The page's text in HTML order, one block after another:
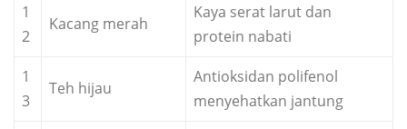
1
2
Kacang merah
Kaya serat larut dan
protein nabati
1
3
Teh hijau
Antioksidan polifenol
menyehatkan jantung